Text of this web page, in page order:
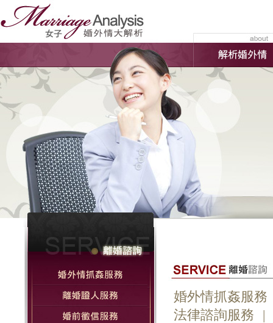
婚外情抓姦服務
法律諮詢服務
|